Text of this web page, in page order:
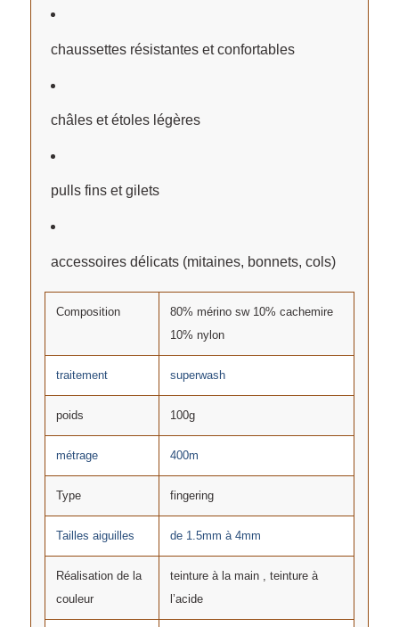
chaussettes résistantes et confortables
châles et étoles légères
pulls fins et gilets
accessoires délicats (mitaines, bonnets, cols)
Composition
80% mérino sw 10% cachemire
10% nylon
traitement superwash
poids 100g
métrage 400m
Type fingering
Tailles aiguilles de 1.5mm à 4mm
Réalisation de la
couleur
teinture à la main , teinture à
l’acide